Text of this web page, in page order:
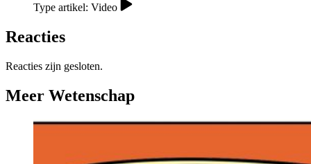
Type artikel: Video
Reacties
Reacties zijn gesloten.
Meer Wetenschap